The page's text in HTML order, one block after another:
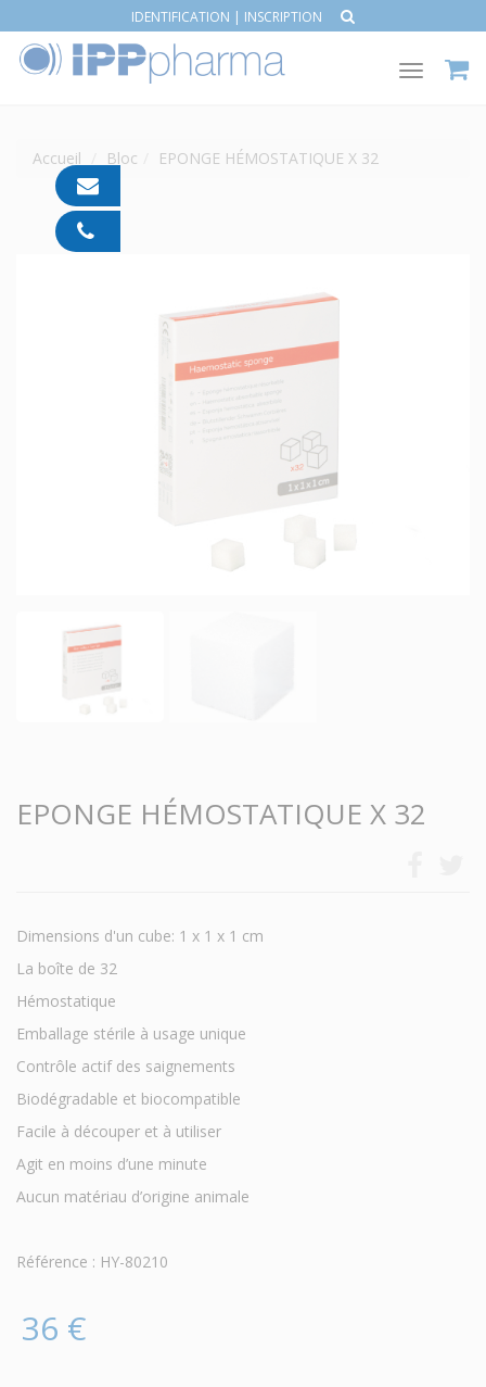
IDENTIFICATION | INSCRIPTION
Toggle
Accueil Bloc EPONGE HÉMOSTATIQUE X 32
EPONGE HÉMOSTATIQUE X 32
Dimensions d'un cube: 1 x 1 x 1 cm
La boîte de 32
Hémostatique
Emballage stérile à usage unique
Contrôle actif des saignements
Biodégradable et biocompatible
Facile à découper et à utiliser
Agit en moins d’une minute
Aucun matériau d’origine animale
Référence : HY-80210
36 €
pharma.com
91